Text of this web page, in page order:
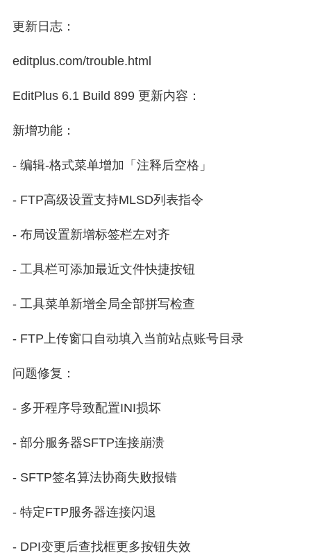
更新日志：
editplus.com/trouble.html
EditPlus 6.1 Build 899 更新内容：
新增功能：
- 编辑-格式菜单增加「注释后空格」
- FTP高级设置支持MLSD列表指令
- 布局设置新增标签栏左对齐
- 工具栏可添加最近文件快捷按钮
- 工具菜单新增全局全部拼写检查
- FTP上传窗口自动填入当前站点账号目录
问题修复：
- 多开程序导致配置INI损坏
- 部分服务器SFTP连接崩溃
- SFTP签名算法协商失败报错
- 特定FTP服务器连接闪退
- DPI变更后查找框更多按钮失效